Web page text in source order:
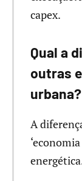
capex.
Qual a
outras
urbana?
A